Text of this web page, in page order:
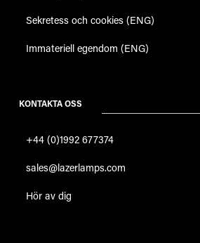
Sekretess och cookies (ENG)
Immateriell egendom (ENG)
KONTAKTA OSS
+44 (0)1992 677374
sales@lazerlamps.com
Hör av dig